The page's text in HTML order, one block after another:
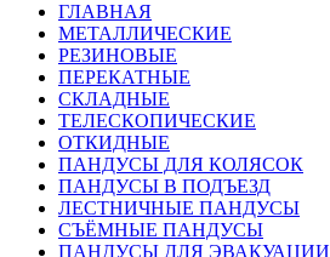
ГЛАВНАЯ
МЕТАЛЛИЧЕСКИЕ
РЕЗИНОВЫЕ
ПЕРЕКАТНЫЕ
СКЛАДНЫЕ
ТЕЛЕСКОПИЧЕСКИЕ
ОТКИДНЫЕ
ПАНДУСЫ ДЛЯ КОЛЯСОК
ПАНДУСЫ В ПОДЪЕЗД
ЛЕСТНИЧНЫЕ ПАНДУСЫ
СЪЁМНЫЕ ПАНДУСЫ
ПАНДУСЫ ДЛЯ ЭВАКУАЦИИ